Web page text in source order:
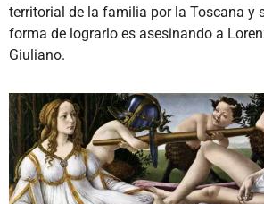
territorial de la familia por la Toscana y
forma de lograrlo es asesinando a
Giuliano.